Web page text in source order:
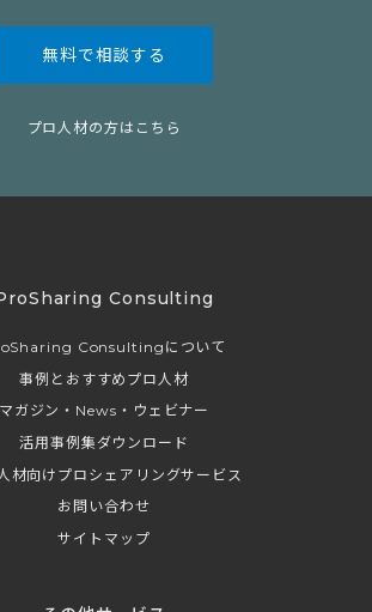
無料で相談する
プロ人材の方はこちら
Consulting
Consultingについて
事例とおすすめプロ人材
マガジン・News・ウェビナー
活用事例集ダウンロード
材向けプロシェアリングサービス
お問い合わせ
サイトマップ